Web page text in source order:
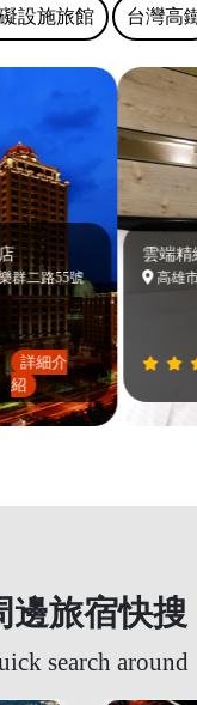
設施旅館 台灣高
二路55號
詳細介
雲端精
高雄市
邊旅宿快搜
search around